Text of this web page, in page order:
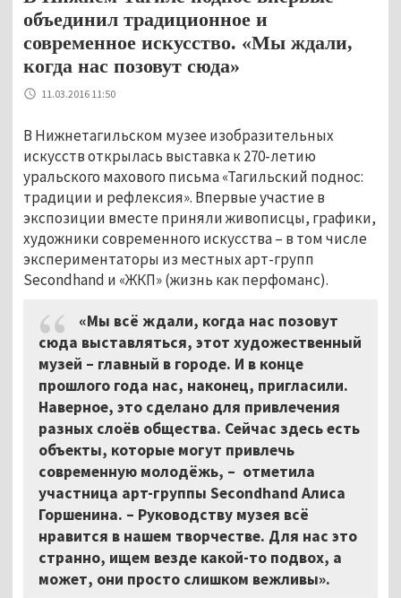
объединил традиционное и
современное искусство. «Мы ждали,
когда нас позовут сюда»
11.03.2016 11:50
В Нижнетагильском музее изобразительных
искусств открылась выставка к 270-летию
уральского махового письма «Тагильский поднос:
традиции и рефлексия». Впервые участие в
экспозиции вместе приняли живописцы, графики,
художники современного искусства – в том числе
экспериментаторы из местных арт-групп
Secondhand и «ЖКП» (жизнь как перфоманс).
«Мы всё ждали, когда нас позовут
сюда выставляться, этот художественный
музей – главный в городе. И в конце
прошлого года нас, наконец, пригласили.
Наверное, это сделано для привлечения
разных слоёв общества. Сейчас здесь есть
объекты, которые могут привлечь
современную молодёжь, – отметила
участница арт-группы Secondhand Алиса
Горшенина. – Руководству музея всё
нравится в нашем творчестве. Для нас это
странно, ищем везде какой-то подвох, а
может, они просто слишком вежливы».